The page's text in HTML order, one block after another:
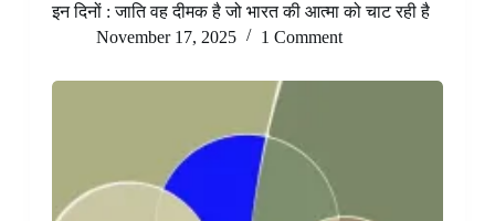
इन दिनों : जाति वह दीमक है जो भारत की आत्मा को चाट रही है
November 17, 2025
1 Comment